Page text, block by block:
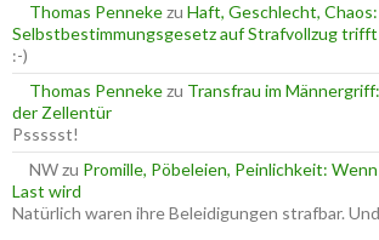
Thomas Pennekezu Haft, Geschlecht,
Selbstbestimmungsgesetz auf Strafvollzug trifft
:-)
Thomas Pennekezu Transfrau im
der Zellentür
Pssssst!
NWzu Promille, Pöbeleien, Peinlichkeit:
Last wird
Natürlich waren ihre Beleidigungen strafbar.